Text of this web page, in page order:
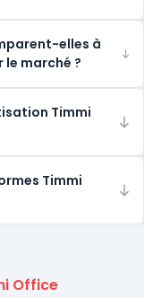
elles à
le marché ?
Timmi
Timmi
Office